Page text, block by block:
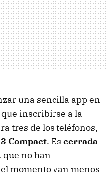
una sencilla app en
que inscribirse a la
tres de los teléfonos,
Compact. Es cerrada
que no han
momento van menos